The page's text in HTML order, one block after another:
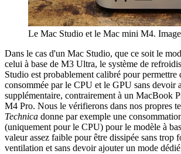
Le Mac Studio et le Mac mini M4.
Dans le cas d'un Mac Studio, que ce soit le
celui à base de M3 Ultra, le système de
Studio est probablement calibré pour permettre
consommée par le CPU et le GPU sans devoir
supplémentaire, contrairement à un MacBook
M4 Pro. Nous le vérifierons dans nos propres
Technica donne par exemple une
(uniquement pour le CPU) pour le modèle à
valeur assez faible pour être dissipée sans trop
ventilation et sans devoir ajouter un mode